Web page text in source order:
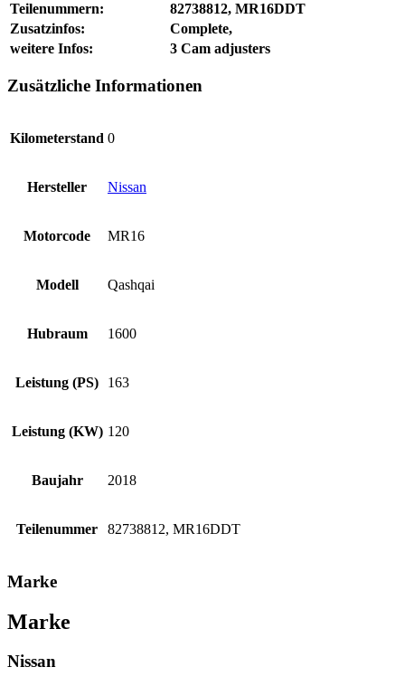
Teilenummern:
82738812, MR16DDT
Zusatzinfos:
Complete,
weitere Infos:
3 Cam adjusters
Zusätzliche Informationen
Kilometerstand 0
Hersteller Nissan
Motorcode MR16
Modell Qashqai
Hubraum 1600
Leistung (PS) 163
Leistung (KW) 120
Baujahr 2018
Teilenummer 82738812, MR16DDT
Marke
Marke
Nissan